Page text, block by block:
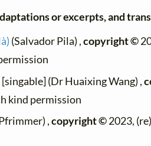
or excerpts, and
(Salvador Pila) ,copyright ©
[singable] (Dr Huaixing Wang) ,
kind permission
,copyright ©2023,